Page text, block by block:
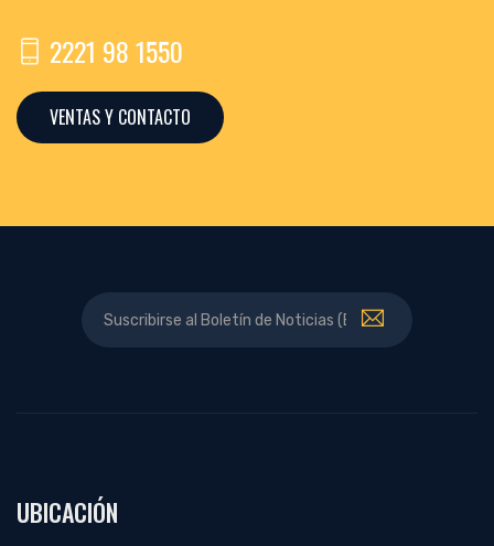
2221 98 1550
VENTAS Y CONTACTO
UBICACIÓN